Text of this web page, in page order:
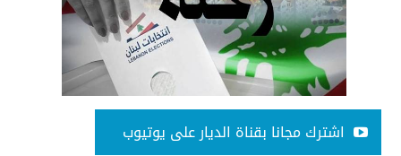
اشترك مجانا بقناة الديار على يوتيوب